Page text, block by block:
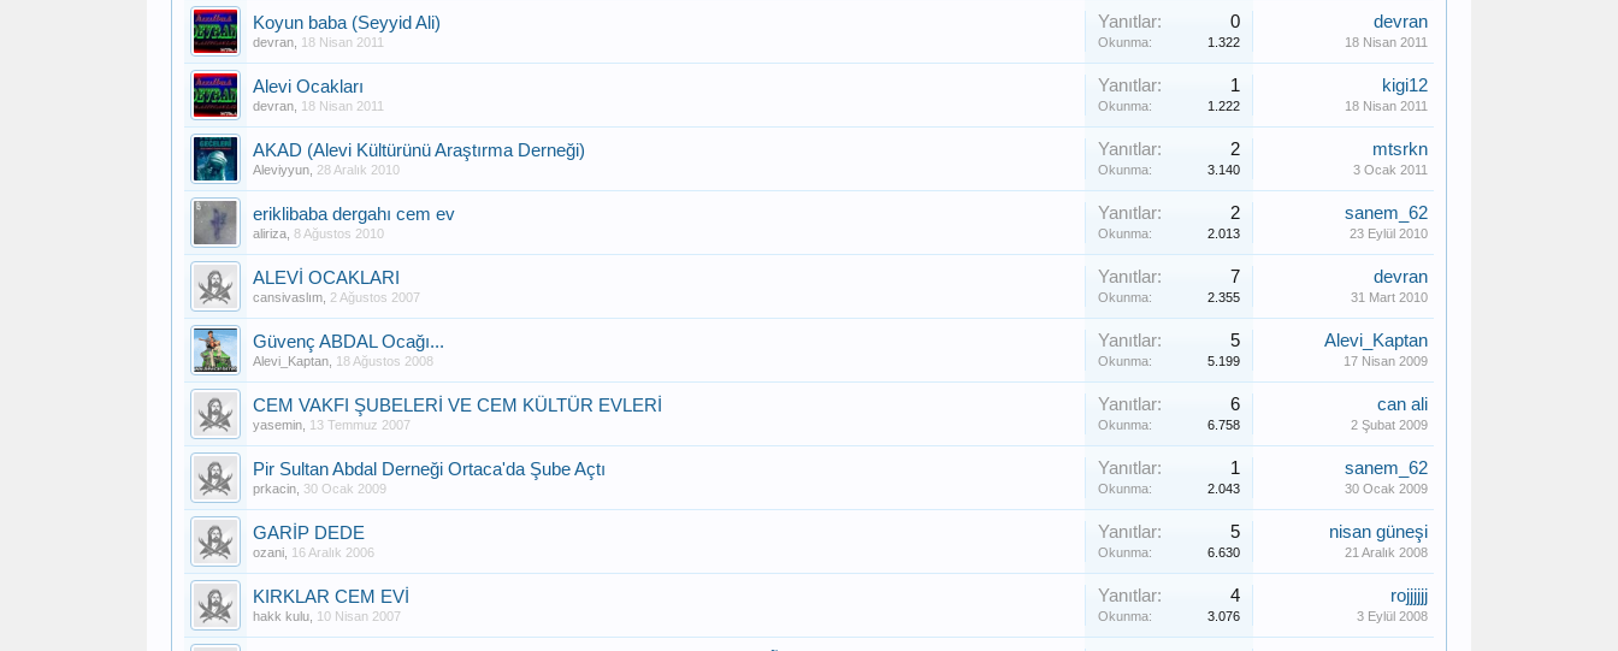
Koyun baba (Seyyid Ali)
devran 18 Nisan 2011
Yanıtlar: 0
Okunma: 1.322
devran
18 Nisan 2011
Alevi Ocakları
devran 18 Nisan 2011
Yanıtlar: 1
Okunma: 1.222
kigi12
18 Nisan 2011
AKAD (Alevi Kültürünü Araştırma Derneği)
Aleviyyun 28 Aralık 2010
Yanıtlar: 2
Okunma: 3.140
mtsrkn
3 Ocak 2011
eriklibaba dergahı cem ev
aliriza 8 Ağustos 2010
Yanıtlar: 2
Okunma: 2.013
sanem_62
23 Eylül 2010
ALEVİ OCAKLARI
cansivaslım 2 Ağustos 2007
Yanıtlar: 7
Okunma: 2.355
devran
31 Mart 2010
Güvenç ABDAL Ocağı...
Alevi_Kaptan 18 Ağustos 2008
Yanıtlar: 5
Okunma: 5.199
Alevi_Kaptan
17 Nisan 2009
CEM VAKFI ŞUBELERİ VE CEM KÜLTÜR EVLERİ
yasemin 13 Temmuz 2007
Yanıtlar: 6
Okunma: 6.758
can ali
2 Şubat 2009
Pir Sultan Abdal Derneği Ortaca'da Şube Açtı
prkacin 30 Ocak 2009
Yanıtlar: 1
Okunma: 2.043
sanem_62
30 Ocak 2009
GARİP DEDE
ozani 16 Aralık 2006
Yanıtlar: 5
Okunma: 6.630
nisan güneşi
21 Aralık 2008
KIRKLAR CEM EVİ
hakk kulu 10 Nisan 2007
Yanıtlar: 4
Okunma: 3.076
rojjjjjj
3 Eylül 2008